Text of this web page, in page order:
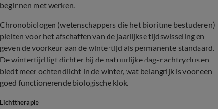
beginnen met werken.
Chronobiologen (wetenschappers die het bioritme bestuderen)
pleiten voor het afschaffen van de jaarlijkse tijdswisseling en
geven de voorkeur aan de wintertijd als permanente standaard.
De wintertijd ligt dichter bij de natuurlijke dag-nachtcyclus en
biedt meer ochtendlicht in de winter, wat belangrijk is voor een
goed functionerende biologische klok.
Lichttherapie